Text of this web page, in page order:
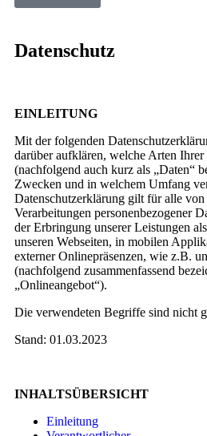
Datenschutz
EINLEITUNG
Mit der folgenden
darüber aufklären, welche Arten Ihrer
(nachfolgend auch kurz als „Daten“
Zwecken und in welchem Umfang
Datenschutzerklärung gilt für alle
Verarbeitungen personenbezogener
der Erbringung unserer Leistungen
unseren Webseiten, in mobilen
externer Onlinepräsenzen, wie z.B.
(nachfolgend zusammenfassend
„Onlineangebot“).
Die verwendeten Begriffe sind nicht
Stand: 01.03.2023
INHALTSÜBERSICHT
Einleitung